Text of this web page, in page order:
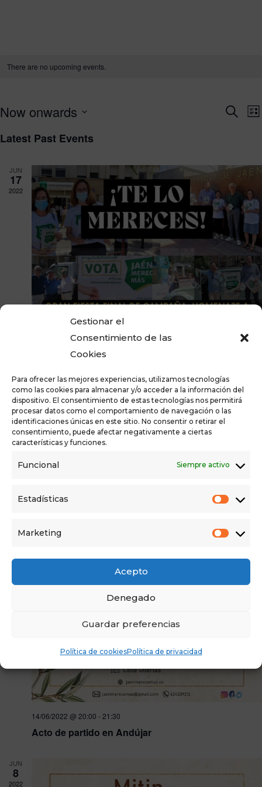
Gestionar el
Consentimiento de las
Cookies
Para ofrecer las mejores experiencias, utilizamos tecnologías
como las cookies para almacenar y/o acceder a la información del
dispositivo. El consentimiento de estas tecnologías nos permitirá
procesar datos como el comportamiento de navegación o las
identificaciones únicas en este sitio. No consentir o retirar el
consentimiento, puede afectar negativamente a ciertas
características y funciones.
Funcional Siempre activo
Estadísticas
Marketing
Acepto
Denegado
Guardar preferencias
Política de cookiesPolítica de privacidad
There are no upcoming events.
Search
Now onwards
date.
Latest Past Events
JUN
17
2022
14
14/06/2022 @ 20:00 - 21:30
Acto de partido en Andújar
JUN
8
2022